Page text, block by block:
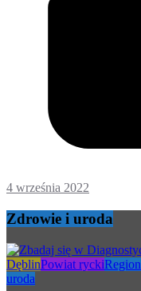
4 września 2022
Zdrowie i uroda
DęblinPowiat ryckiRegion
uroda